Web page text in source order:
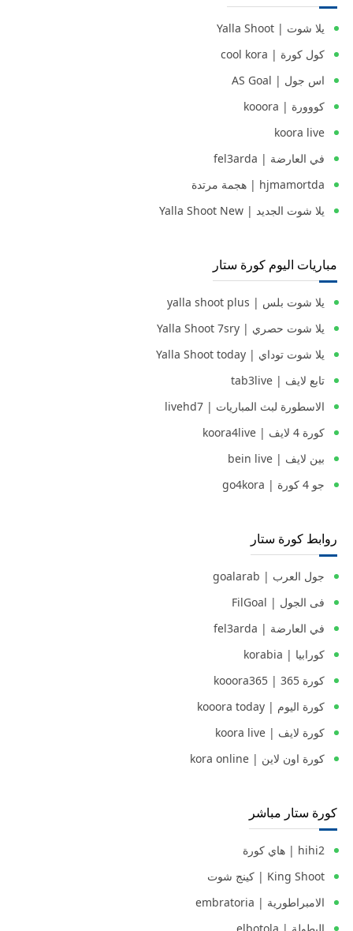
يلا شوت | Yalla Shoot
كول كورة | cool kora
اس جول | AS Goal
كووورة | kooora
koora live
في العارضة | fel3arda
hjmamortda | هجمة مرتدة
يلا شوت الجديد | Yalla Shoot New
مباريات اليوم كورة ستار
يلا شوت بلس | yalla shoot plus
يلا شوت حصري | Yalla Shoot 7sry
يلا شوت توداي | Yalla Shoot today
تابع لايف | tab3live
الاسطورة لبث المباريات | livehd7
كورة 4 لايف | koora4live
بين لايف | bein live
جو 4 كورة | go4kora
روابط كورة ستار
جول العرب | goalarab
فى الجول | FilGoal
في العارضة | fel3arda
كورابيا | korabia
كورة 365 | kooora365
كورة اليوم | kooora today
كورة لايف | koora live
كورة اون لاين | kora online
كورة ستار مباشر
hihi2 | هاي كورة
King Shoot | كينج شوت
الامبراطورية | embratoria